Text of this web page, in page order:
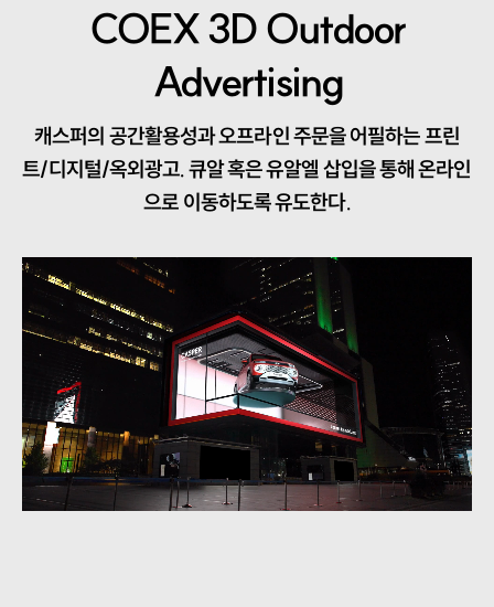
COEX 3D Outdoor
Advertising
캐스퍼의 공간활용성과 오프라인 주문을 어필하는 프린
트/디지털/옥외광고. 큐알 혹은 유알엘 삽입을 통해 온라인
으로 이동하도록 유도한다.